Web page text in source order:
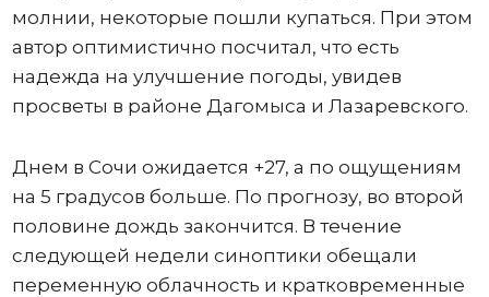
молнии, некоторые пошли купаться. При этом
автор оптимистично посчитал, что есть
надежда на улучшение погоды, увидев
просветы в районе Дагомыса и Лазаревского.
Днем в Сочи ожидается +27, а по ощущениям
на 5 градусов больше. По прогнозу, во второй
половине дождь закончится. В течение
следующей недели синоптики обещали
переменную облачность и кратковременные